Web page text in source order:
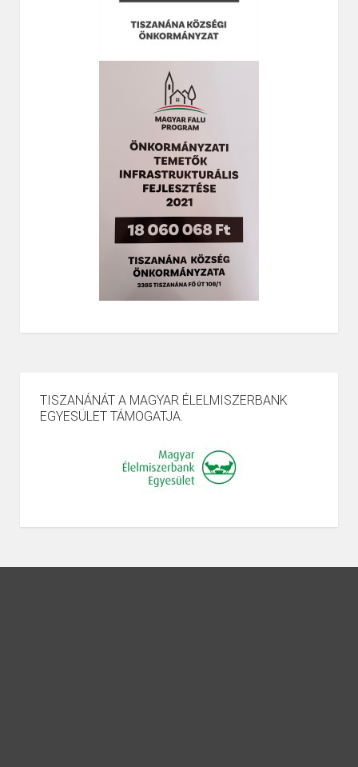
TISZANÁNÁT A MAGYAR ÉLELMISZERBANK
EGYESÜLET TÁMOGATJA.